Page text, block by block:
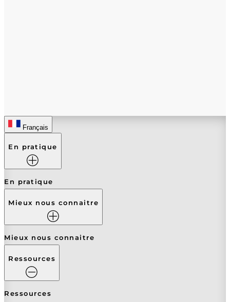
Français
En pratique
En pratique
Mieux nous connaitre
Mieux nous connaitre
Ressources
Ressources